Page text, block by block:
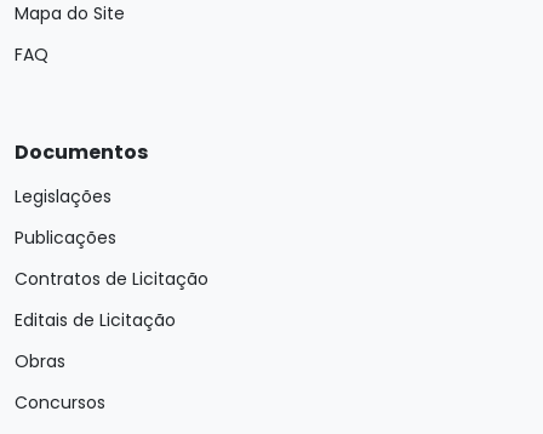
Mapa do Site
FAQ
Documentos
Legislações
Publicações
Contratos de Licitação
Editais de Licitação
Obras
Concursos